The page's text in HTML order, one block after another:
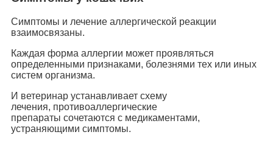
Симптомы и лечение аллергической реакции
взаимосвязаны.
Каждая форма аллергии может проявляться
определенными признаками, болезнями тех или иных
систем организма.
И ветеринар устанавливает схему
лечения, противоаллергические
препараты сочетаются с медикаментами,
устраняющими симптомы.